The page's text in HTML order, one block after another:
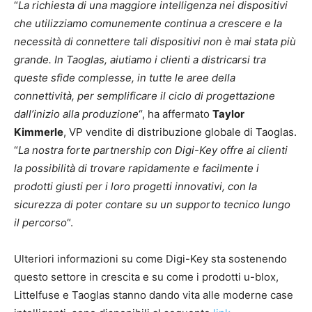
“La richiesta di una maggiore intelligenza nei dispositivi
che utilizziamo comunemente continua a crescere e la
necessità di connettere tali dispositivi non è mai stata più
grande. In Taoglas, aiutiamo i clienti a districarsi tra
queste sfide complesse, in tutte le aree della
connettività, per semplificare il ciclo di progettazione
dall’inizio alla produzione“, ha affermato Taylor
Kimmerle, VP vendite di distribuzione globale di Taoglas.
“La nostra forte partnership con Digi-Key offre ai clienti
la possibilità di trovare rapidamente e facilmente i
prodotti giusti per i loro progetti innovativi, con la
sicurezza di poter contare su un supporto tecnico lungo
il percorso“.
Ulteriori informazioni su come Digi-Key sta sostenendo
questo settore in crescita e su come i prodotti u-blox,
Littelfuse e Taoglas stanno dando vita alle moderne case